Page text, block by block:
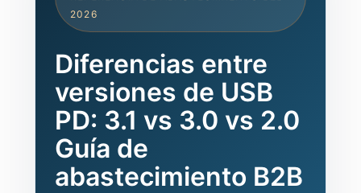
2026
Diferencias entre
versiones de USB
PD: 3.1 vs 3.0 vs 2.0
Guía de
abastecimiento B2B